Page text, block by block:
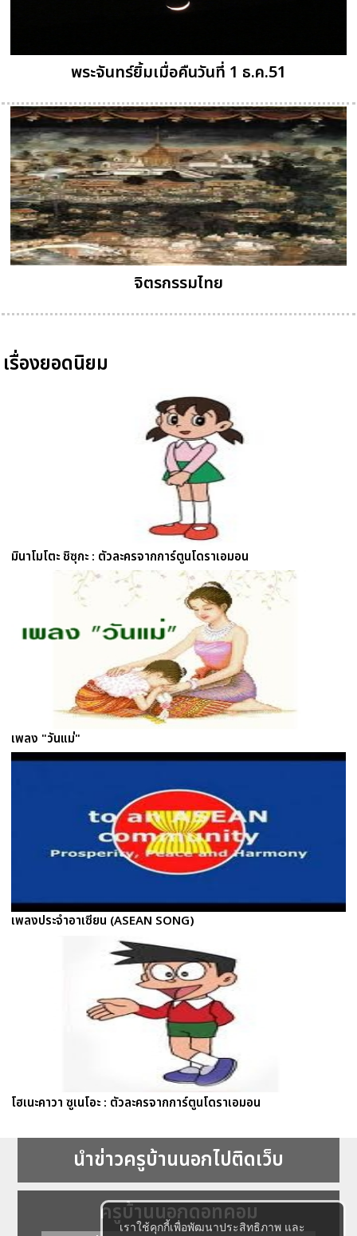
เราใช้คุกกี้เพื่อพัฒนาประสิทธิภาพ และ
พระจันทร์ยิ้มเมื่อคืนวันที่ 1 ธ.ค.51
จิตรกรรมไทย
เรื่องยอดนิยม
มินาโมโตะ ชิซุกะ : ตัวละครจากการ์ตูนโดราเอมอน
เพลง "วันแม่"
เพลงประจำอาเซียน (ASEAN SONG)
โฮเนะคาวา ซูเนโอะ : ตัวละครจากการ์ตูนโดราเอมอน
นำข่าวครูบ้านนอกไปติดเว็บ
ครูบ้านนอกดอทคอม